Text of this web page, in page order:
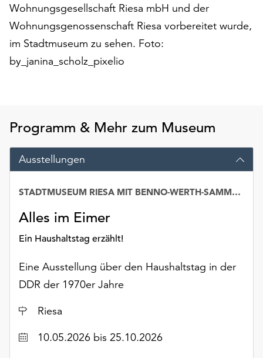
auch
ohne
Ihr
Einverständnis
weiterhin
die
Cookies
anpassen,
Sie
die
Einstellungen
über
Schaltfläche
„Auswählen“.
Informationen
Sie
Wohnungsgesellschaft Riesa mbH und der
Wohnungsgenossenschaft Riesa vorbereitet wurde,
im Stadtmuseum zu sehen. Foto:
by_janina_scholz_pixelio
Programm & Mehr zum Museum
Ausstellungen
Alles im Eimer
Ein Haushaltstag erzählt!
STADTMUSEUM RIESA MIT BENNO-WERTH-SAMMLUNG
Eine Ausstellung über den Haushaltstag in der
DDR der 1970er Jahre
Ort
Riesa
Datum10.05.2026 bis 25.10.2026